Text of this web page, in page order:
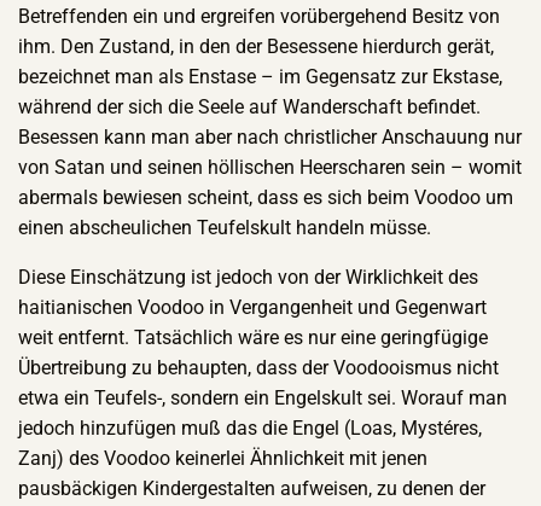
Betreffenden ein und ergreifen vorübergehend Besitz von
ihm. Den Zustand, in den der Besessene hierdurch gerät,
bezeichnet man als Enstase – im Gegensatz zur Ekstase,
während der sich die Seele auf Wanderschaft befindet.
Besessen kann man aber nach christlicher Anschauung nur
von Satan und seinen höllischen Heerscharen sein – womit
abermals bewiesen scheint, dass es sich beim Voodoo um
einen abscheulichen Teufelskult handeln müsse.
Diese Einschätzung ist jedoch von der Wirklichkeit des
haitianischen Voodoo in Vergangenheit und Gegenwart
weit entfernt. Tatsächlich wäre es nur eine geringfügige
Übertreibung zu behaupten, dass der Voodooismus nicht
etwa ein Teufels-, sondern ein Engelskult sei. Worauf man
jedoch hinzufügen muß das die Engel (Loas, Mystéres,
Zanj) des Voodoo keinerlei Ähnlichkeit mit jenen
pausbäckigen Kindergestalten aufweisen, zu denen der